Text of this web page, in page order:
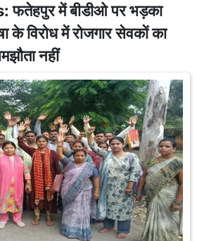
में बीडीओ पर भड़का
के विरोध में रोजगार सेवकों का
नहीं